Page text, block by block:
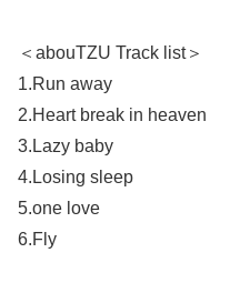
＜abouTZU Track list＞
1.Run away
2.Heart break in heaven
3.Lazy baby
4.Losing sleep
5.one love
6.Fly